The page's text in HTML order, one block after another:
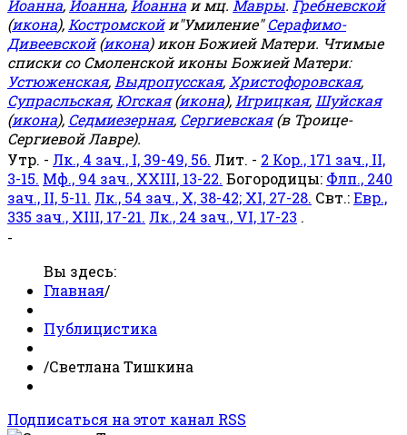
Иоанна, Иоанна, Иоанна и мц. Мавры. Гребневской
(икона), Костромскойи"Умиление"Серафимо-
Дивеевской(икона) икон Божией Матери. Чтимые
списки со Смоленской иконы Божией Матери:
Устюженская, Выдропусская, Христофоровская,
Супрасльская, Югская(икона), Игрицкая, Шуйская
(икона), Седмиезерная, Сергиевская(в Троице-
Сергиевой Лавре).
Утр. - Лк., 4 зач., I, 39-49, 56. Лит. - 2 Кор., 171 зач., II,
3-15. Мф., 94 зач., XXIII, 13-22. Богородицы: Флп., 240
зач., II, 5-11. Лк., 54 зач., X, 38-42; XI, 27-28. Свт.:Евр.,
335 зач., XIII, 17-21. Лк., 24 зач., VI, 17-23 .
-
Вы здесь:
Главная/
Публицистика
/Светлана Тишкина
Подписаться на этот канал RSS